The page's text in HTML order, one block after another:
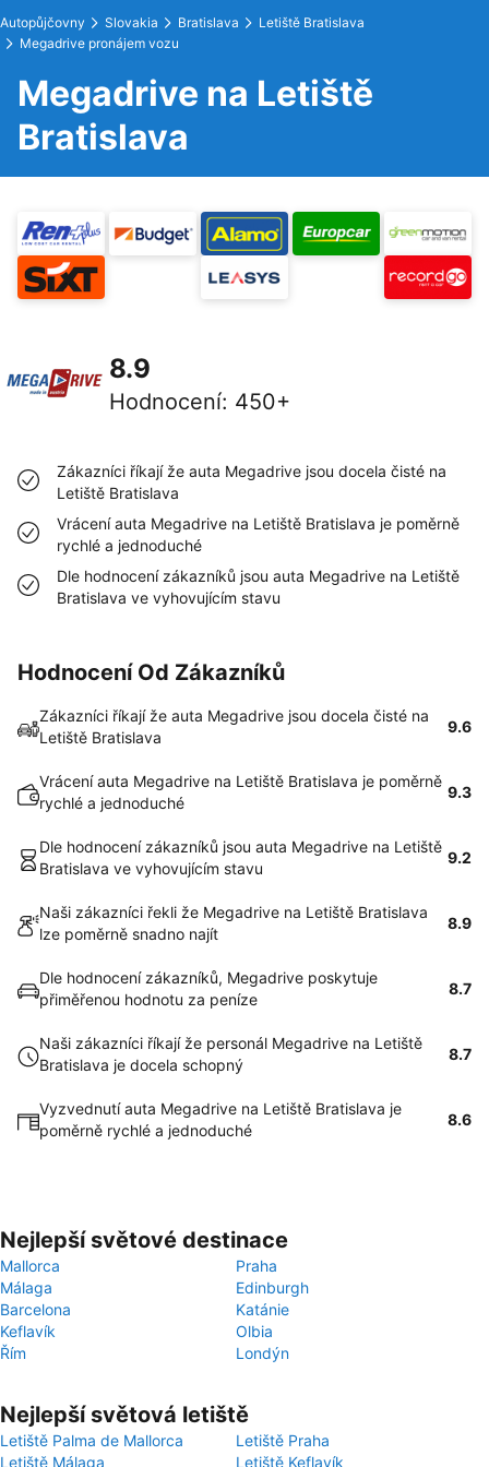
Autopůjčovny Slovakia Bratislava
Letiště Bratislava
Megadrive pronájem vozu
Megadrive na Letiště
Bratislava
8.9
Hodnocení: 450+
Zákazníci říkají že auta Megadrive jsou docela čisté na
Letiště Bratislava
Vrácení auta Megadrive na Letiště Bratislava je poměrně
rychlé a jednoduché
Dle hodnocení zákazníků jsou auta Megadrive na Letiště
Bratislava ve vyhovujícím stavu
Hodnocení Od Zákazníků
Zákazníci říkají že auta Megadrive jsou docela čisté na
Letiště Bratislava
9.6
Vrácení auta Megadrive na Letiště Bratislava je poměrně
rychlé a jednoduché
9.3
Dle hodnocení zákazníků jsou auta Megadrive na Letiště
Bratislava ve vyhovujícím stavu
9.2
Naši zákazníci řekli že Megadrive na Letiště Bratislava
lze poměrně snadno najít
8.9
Dle hodnocení zákazníků, Megadrive poskytuje
přiměřenou hodnotu za peníze
8.7
Naši zákazníci říkají že personál Megadrive na Letiště
Bratislava je docela schopný
8.7
Vyzvednutí auta Megadrive na Letiště Bratislava je
poměrně rychlé a jednoduché
8.6
Nejlepší světové destinace
Mallorca
Praha
Málaga
Edinburgh
Barcelona
Katánie
Keflavík
Olbia
Řím
Londýn
Nejlepší světová letiště
Letiště Palma de Mallorca
Letiště Praha
Letiště Málaga
Letiště Keflavík